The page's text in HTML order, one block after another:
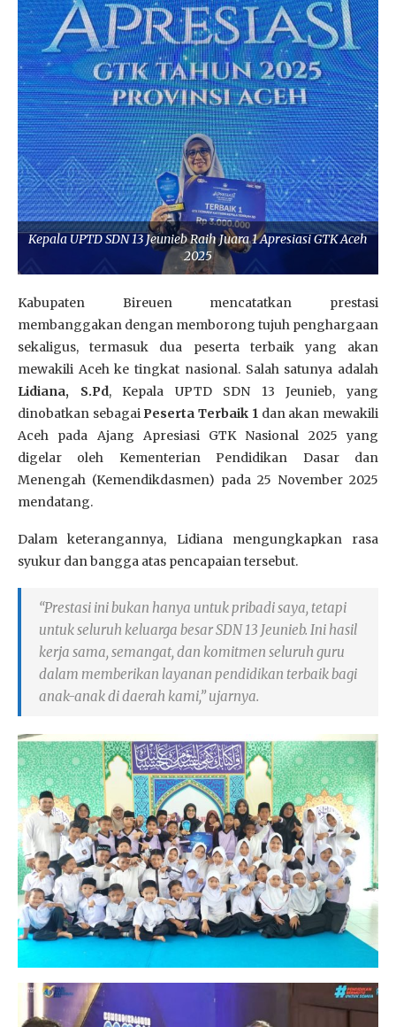
Kepala UPTD SDN 13 Jeunieb Raih Juara 1 Apresiasi GTK Aceh
2025
Kabupaten Bireuen mencatatkan prestasi
membanggakan dengan memborong tujuh penghargaan
sekaligus, termasuk dua peserta terbaik yang akan
mewakili Aceh ke tingkat nasional. Salah satunya adalah
Lidiana, S.Pd, Kepala UPTD SDN 13 Jeunieb, yang
dinobatkan sebagai Peserta Terbaik 1dan akan mewakili
Aceh pada Ajang Apresiasi GTK Nasional 2025 yang
digelar oleh Kementerian Pendidikan Dasar dan
Menengah (Kemendikdasmen) pada 25 November 2025
mendatang.
Dalam keterangannya, Lidiana mengungkapkan rasa
syukur dan bangga atas pencapaian tersebut.
“Prestasi ini bukan hanya untuk pribadi saya, tetapi
untuk seluruh keluarga besar SDN 13 Jeunieb. Ini hasil
kerja sama, semangat, dan komitmen seluruh guru
dalam memberikan layanan pendidikan terbaik bagi
anak-anak di daerah kami,” ujarnya.